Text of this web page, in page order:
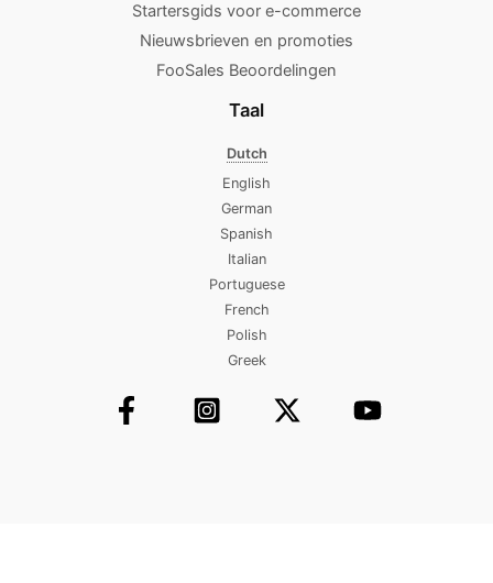
Startersgids voor e-commerce
Nieuwsbrieven en promoties
FooSales Beoordelingen
Taal
Dutch
English
German
Spanish
Italian
Portuguese
French
Polish
Greek